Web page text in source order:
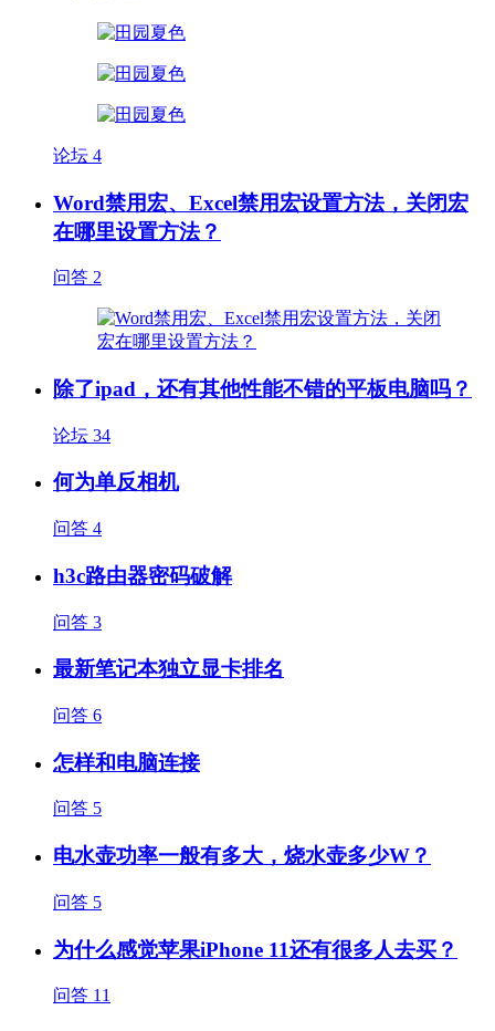
论坛 4
Word禁用宏、Excel禁用宏设置方法，关闭宏
在哪里设置方法？
问答 2
除了ipad，还有其他性能不错的平板电脑吗？
论坛 34
何为单反相机
问答 4
h3c路由器密码破解
问答 3
最新笔记本独立显卡排名
问答 6
怎样和电脑连接
问答 5
电水壶功率一般有多大，烧水壶多少W？
问答 5
为什么感觉苹果iPhone 11还有很多人去买？
问答 11